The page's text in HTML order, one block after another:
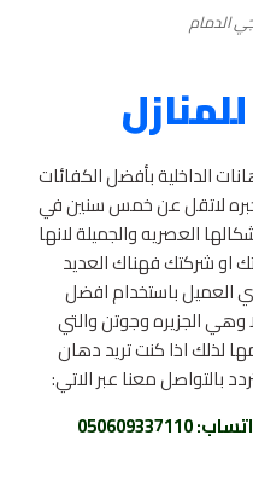
الدمام
الداخلية بأفضل الكفائات
لاتقل عن خمس سنين في
العصريه والجميلة لانها
او شركتك فهناك العديد
العميل باستخدام افضل
وهي الجزيره وجوتن والتي
لذلك اذا كنت تريد دهان
بالتواصل معنا عبر الاتي:
: 050609337110